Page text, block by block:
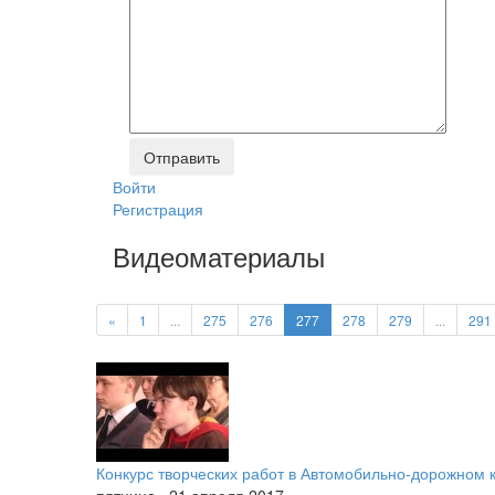
Войти
Регистрация
Видеоматериалы
« 1 275 276 277 278 279 291
Конкурс творческих работ в Автомобильно-дорожном